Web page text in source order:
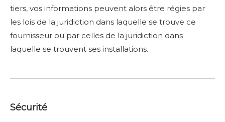
tiers, vos informations peuvent alors être régies par
les lois de la juridiction dans laquelle se trouve ce
fournisseur ou par celles de la juridiction dans
laquelle se trouvent ses installations.
Sécurité